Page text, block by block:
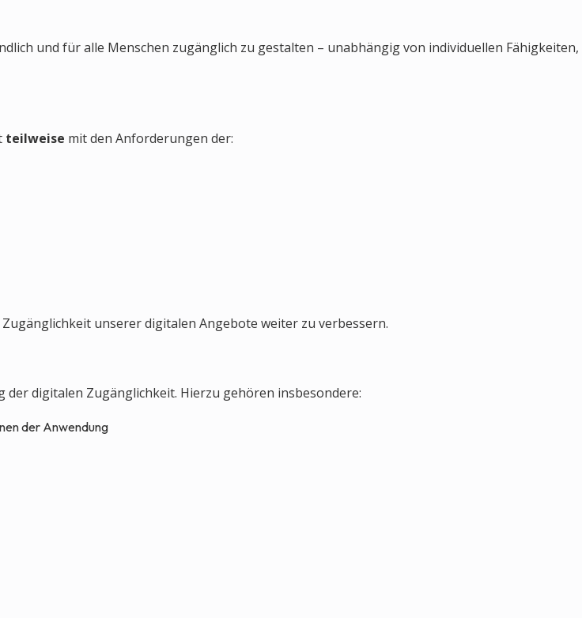
und für alle Menschen zugänglich zu gestalten – unabhängig von individuellen Fähigkeiten,
teilweise mit den Anforderungen der:
unserer digitalen Angebote weiter zu verbessern.
digitalen Zugänglichkeit. Hierzu gehören insbesondere:
der Anwendung